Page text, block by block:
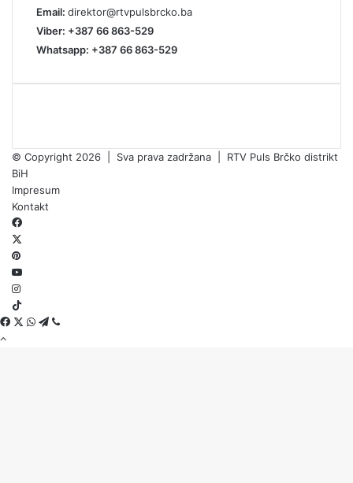
Email: direktor@rtvpulsbrcko.ba
Viber: +387 66 863-529
Whatsapp: +387 66 863-529
© Copyright 2026 | Sva prava zadržana | RTV Puls Brčko distrikt
BiH
Impresum
Kontakt
Threads
Facebook
X WhatsApp
Telegram